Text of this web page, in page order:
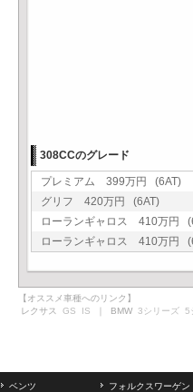
308CCのグレード
プレミアム 399万円 (6AT)
グリフ 420万円 (6AT)
ローランギャロス 410万円
ローランギャロス 410万円
【オススメ車種へのリンク】
レクサス GS IS ｜ BMW 3シリーズ 5
ベンツ フォルクスワーゲン